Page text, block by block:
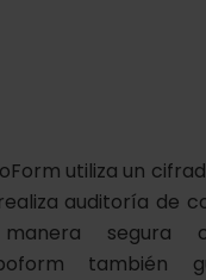
utiliza un
auditoría de
segura
también